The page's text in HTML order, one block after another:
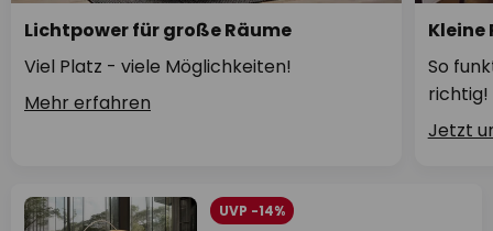
Lichtpower für große Räume
Viel Platz - viele Möglichkeiten!
Mehr erfahren
Kleine
So
richtig!
Jetzt
UVP -14%